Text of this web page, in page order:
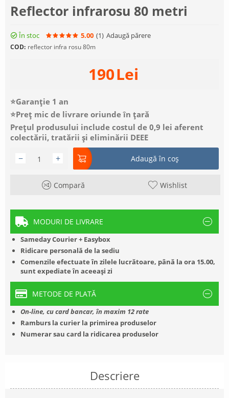
Reflector infrarosu 80 metri
În stoc 5.00 (1) Adaugă părere
COD: reflector infra rosu 80m
190Lei
⭐Garanție 1 an
⭐Preț mic de livrare oriunde în țară
Prețul produsului include costul de 0,9 lei aferent
colectării, tratării și eliminării DEEE
+
− Adaugă în coș
Compară Wishlist
MODURI DE LIVRARE
Sameday Courier + Easybox
Ridicare personală de la sediu
Comenzile efectuate în zilele lucrătoare, până la ora 15.00,
sunt expediate în aceeași zi
METODE DE PLATĂ
On-line, cu card bancar, în maxim 12 rate
Ramburs la curier la primirea produselor
Numerar sau card la ridicarea produselor
Descriere